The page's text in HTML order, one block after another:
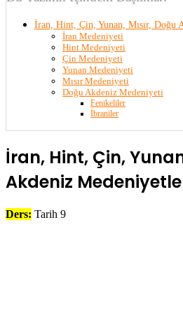
İran, Hint, Çin, Yunan, Mısır, Doğu
İran Medeniyeti
Hint Medeniyeti
Çin Medeniyeti
Yunan Medeniyeti
Mısır Medeniyeti
Doğu Akdeniz Medeniyeti
Fenikeliler
İbraniler
İran, Hint, Çin,
Akdeniz
Ders: Tarih 9